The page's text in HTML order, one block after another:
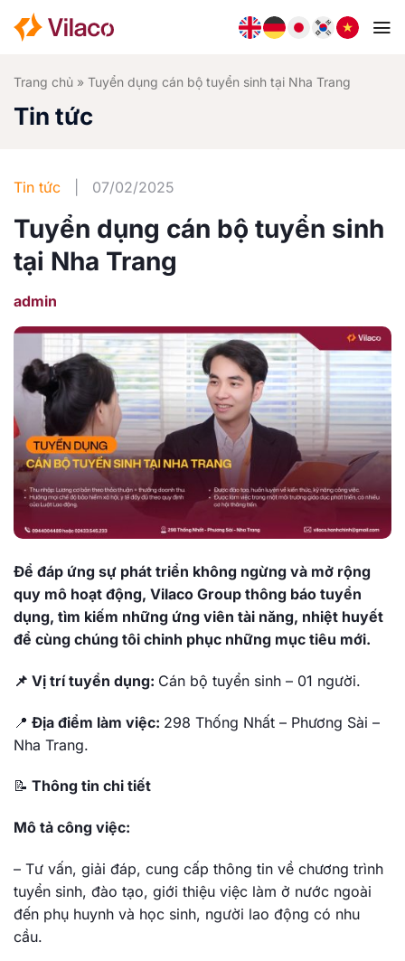
qua
Trang chủ » Tuyển dụng cán bộ tuyển sinh tại Nha Trang
Tin tức
Tin tức 07/02/2025
Tuyển dụng cán bộ tuyển sinh
tại Nha Trang
admin
Để đáp ứng sự phát triển không ngừng và mở rộng
quy mô hoạt động, Vilaco Group thông báo tuyển
dụng, tìm kiếm những ứng viên tài năng, nhiệt huyết
để cùng chúng tôi chinh phục những mục tiêu mới.
📌 Vị trí tuyển dụng: Cán bộ tuyển sinh – 01 người.
📍 Địa điểm làm việc: 298 Thống Nhất – Phương Sài –
Nha Trang.
📝 Thông tin chi tiết
Mô tả công việc:
– Tư vấn, giải đáp, cung cấp thông tin về chương trình
tuyển sinh, đào tạo, giới thiệu việc làm ở nước ngoài
đến phụ huynh và học sinh, người lao động có nhu
cầu.